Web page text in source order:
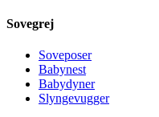
Sovegrej
Soveposer
Babynest
Babydyner
Slyngevugger